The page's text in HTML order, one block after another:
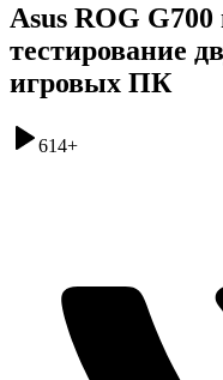
Asus ROG
тестирование
игровых ПК
614+